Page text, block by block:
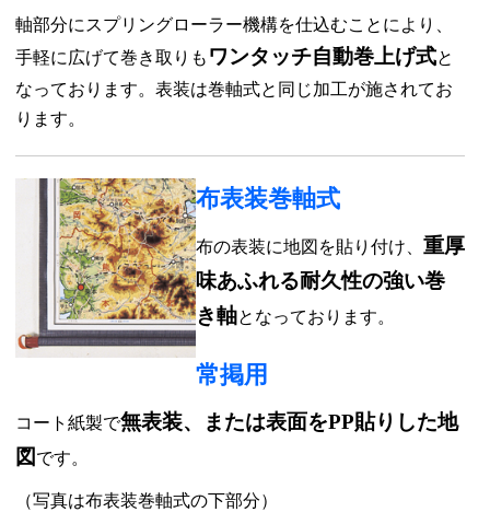
軸部分にスプリングローラー機構を仕込むことにより、
手軽に広げて巻き取りも ワンタッチ自動巻上げ式と
なっております。表装は巻軸式と同じ加工が施されてお
ります。
布表装巻軸式
布の表装に地図を貼り付け、 重厚
味あふれる耐久性の強い巻
き軸となっております。
常掲用
コート紙製で無表装、または表面をPP貼りした地
図 です。
（写真は布表装巻軸式の下部分）